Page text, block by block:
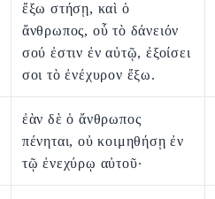
ἔξω στήσῃ, καὶ ὁ
ἄνθρωπος, οὗ τὸ δάνειόν
σού ἐστιν ἐν αὐτῷ, ἐξοίσει
σοι τὸ ἐνέχυρον ἔξω.
ἐὰν δὲ ὁ ἄνθρωπος
πένηται, οὐ κοιμηθήσῃ ἐν
τῷ ἐνεχύρῳ αὐτοῦ·